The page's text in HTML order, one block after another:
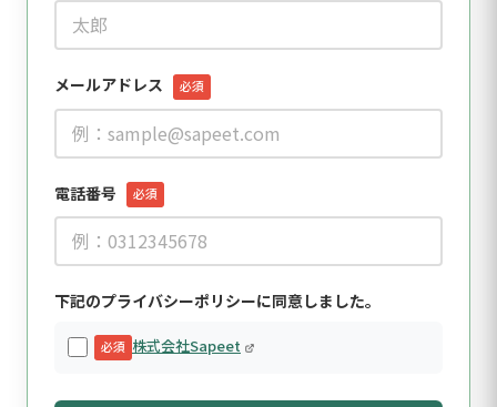
メールアドレス 必須
電話番号 必須
下記のプライバシーポリシーに同意しました。
必須 株式会社Sapeet